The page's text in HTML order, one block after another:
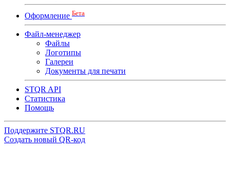
Оформление Бета
Файл-менеджер
Файлы
Логотипы
Галереи
Документы для печати
STQR API
Cтатистика
Помощь
Поддержите STQR.RU
Создать новый QR-код